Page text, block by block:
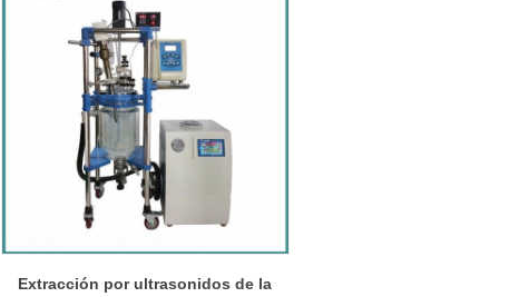
Extracción por ultrasonidos de la